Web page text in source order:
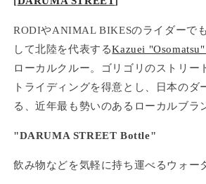
RODIやANIMAL BIKESのライダーで
して北陸を代表するKazuei
ローカルクルー。ゴリゴリのストリー
トライディングを得意とし、日本のダ
る、近年最も勢いのあるローカルブラ
"DARUMA STREET Bottle"
飲み物などを気軽に持ち運べるウォー